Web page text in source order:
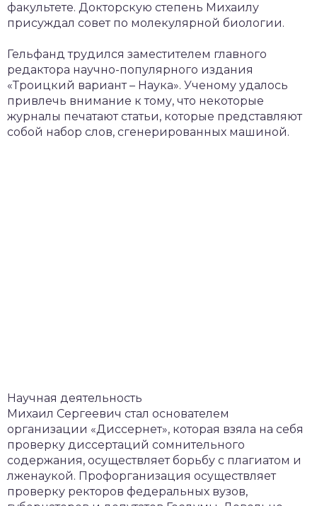
факультете. Докторскую степень Михаилу
присуждал совет по молекулярной биологии.
Гельфанд трудился заместителем главного
редактора научно-популярного издания
«Троицкий вариант – Наука». Ученому удалось
привлечь внимание к тому, что некоторые
журналы печатают статьи, которые представляют
собой набор слов, сгенерированных машиной.
Научная деятельность
Михаил Сергеевич стал основателем
организации «Диссернет», которая взяла на себя
проверку диссертаций сомнительного
содержания, осуществляет борьбу с плагиатом и
лженаукой. Профорганизация осуществляет
проверку ректоров федеральных вузов,